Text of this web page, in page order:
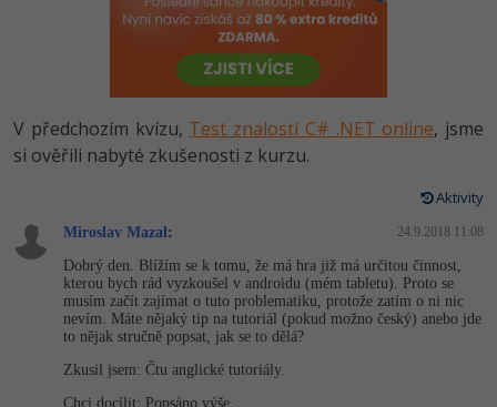
HTML5, CSS3, Bootstrap, SEO
SQL a databáze
Testování a verzování
Spring
JavaScript
Python
MySQL/MariaDB
MS-SQL
Vývojář mobilních aplikací
Specialista na AI a bigdata
C# Game developer
Webdesigner
Tester
Systémový administrátor
Grafik / UX/UI návrhář
3D grafik
Python -80%
JavaScript -80%
PHP
-80%
Swift
Kotlin -80%
C -80%
VB.NET
V předchozím kvízu, Test znalostí C# .NET online, jsme
si ověřili nabyté zkušenosti z kurzu.
Aktivity
Miroslav Mazal: 24.9.2018 11:08
Dobrý den. Blížím se k tomu, že má hra již má určitou činnost,
kterou bych rád vyzkoušel v androidu (mém tabletu). Proto se
musím začít zajímat o tuto problematiku, protože zatím o ni nic
nevím. Máte nějaký tip na tutoriál (pokud možno český) anebo jde
to nějak stručně popsat, jak se to dělá?
Zkusil jsem: Čtu anglické tutoriály.
Chci docílit: Popsáno výše.